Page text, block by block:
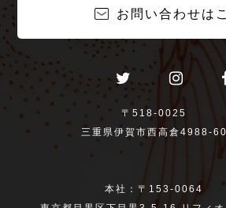
お問い合わせは
〒518-0025
三重県伊賀市西高倉4988-60
本社：〒153-0064